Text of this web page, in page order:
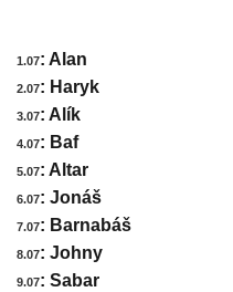
1.07: Alan
2.07: Haryk
3.07: Alík
4.07: Baf
5.07: Altar
6.07: Jonáš
7.07: Barnabáš
8.07: Johny
9.07: Sabar